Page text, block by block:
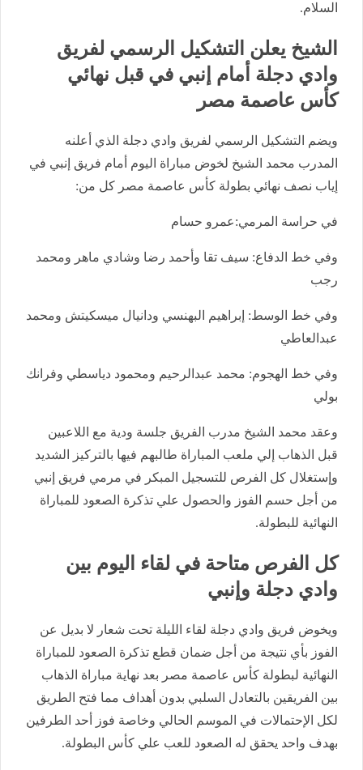
السلام.
الشيخ يعلن التشكيل الرسمي لفريق
وادي دجلة أمام إنبي في قبل نهائي
كأس عاصمة مصر
ويضم التشكيل الرسمي لفريق وادي دجلة الذي أعلنه
المدرب محمد الشيخ لخوض مباراة اليوم أمام فريق إنبي في
إياب نصف نهائي بطولة كأس عاصمة مصر كل من:
في حراسة المرمي:عمرو حسام
وفي خط الدفاع: سيف تقا وأحمد رضا وشادي ماهر ومحمد
رجب
وفي خط الوسط: إبراهيم البهنسي ودانيال ميسكيتش ومحمد
عبدالعاطي
وفي خط الهجوم: محمد عبدالرحيم ومحمود دياسطي وفرانك
بولي
وعقد محمد الشيخ مدرب الفريق جلسة ودية مع اللاعبين
قبل الذهاب إلي ملعب المباراة طالبهم فيها بالتركيز الشديد
وإستغلال كل الفرص للتسجيل المبكر في مرمي فريق إنبي
من أجل حسم الفوز والحصول علي تذكرة الصعود للمباراة
النهائية للبطولة.
كل الفرص متاحة في لقاء اليوم بين
وادي دجلة وإنبي
ويخوض فريق وادي دجلة لقاء الليلة تحت شعار لا بديل عن
الفوز بأي نتيجة من أجل ضمان قطع تذكرة الصعود للمباراة
النهائية لبطولة كأس عاصمة مصر بعد نهاية مباراة الذهاب
بين الفريقين بالتعادل السلبي بدون أهداف مما فتح الطريق
لكل الإحتمالات في الموسم الحالي وخاصة فوز أحد الطرفين
بهدف واحد يحقق له الصعود للعب علي كأس البطولة.